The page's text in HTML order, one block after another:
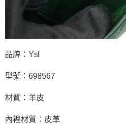
品牌：Ysl
型號：698567
材質：羊皮
內裡材質：皮革